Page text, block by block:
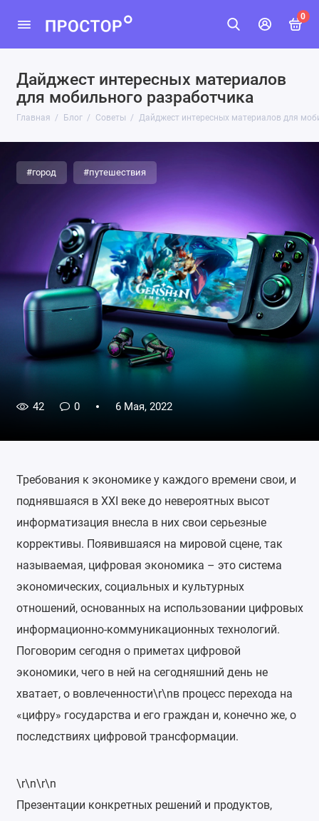
0
Дайджест интересных материалов
для мобильного разработчика
Главная Блог Советы Дайджест интересных материалов для
#город #путешествия
42 0 6 Мая, 2022
Требования к экономике у каждого времени свои, и
поднявшаяся в XXI веке до невероятных высот
информатизация внесла в них свои серьезные
коррективы. Появившаяся на мировой сцене, так
называемая, цифровая экономика – это система
экономических, социальных и культурных
отношений, основанных на использовании цифровых
информационно-коммуникационных технологий.
Поговорим сегодня о приметах цифровой
экономики, чего в ней на сегодняшний день не
хватает, о вовлеченности\r\nв процесс перехода на
«цифру» государства и его граждан и, конечно же, о
последствиях цифровой трансформации.
\r\n\r\n
Презентации конкретных решений и продуктов,